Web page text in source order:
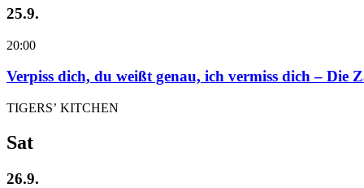
25.9.
20:00
Verpiss dich, du weißt genau, ich vermiss dich – Die
TIGERS’ KITCHEN
Sat
26.9.